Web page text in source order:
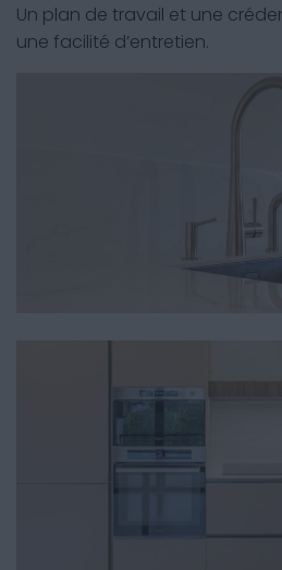
Un plan de travail et une
une facilité d’entretien.